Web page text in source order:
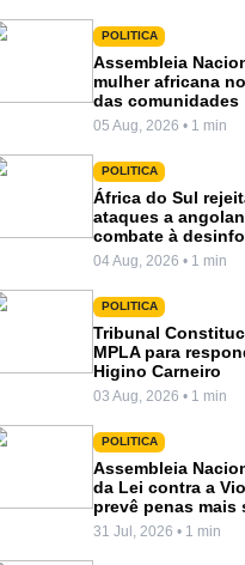
POLITICA
Assembleia
mulher africana
das comunidades
05 Aug, 2026 • 1 min
POLITICA
África do Sul
ataques a
combate à
04 Aug, 2026 • 1 min
POLITICA
Tribunal
MPLA para
Higino Carneiro
03 Aug, 2026 • 1 min
POLITICA
Assembleia
da Lei contra a
prevê penas mais
31 Jul, 2026 • 1 min